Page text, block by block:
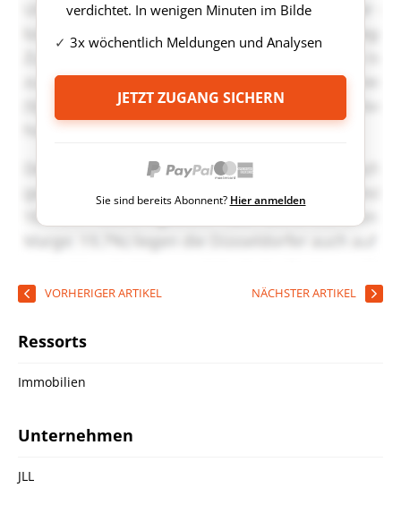
verdichtet. In wenigen Minuten im Bilde
3x wöchentlich Meldungen und Analysen
JETZT ZUGANG SICHERN
Sie sind bereits Abonnent? Hier anmelden
VORHERIGER ARTIKEL NÄCHSTER ARTIKEL
Ressorts
Immobilien
Unternehmen
JLL